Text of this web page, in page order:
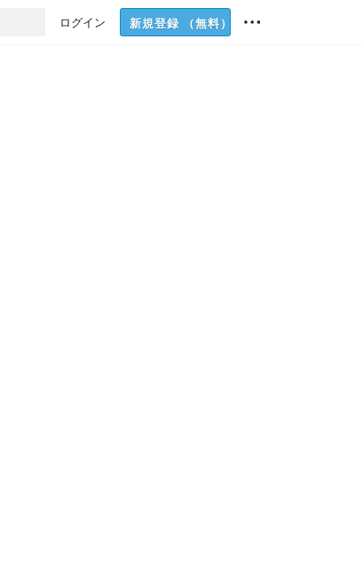
ログイン 新規登録 （無料）